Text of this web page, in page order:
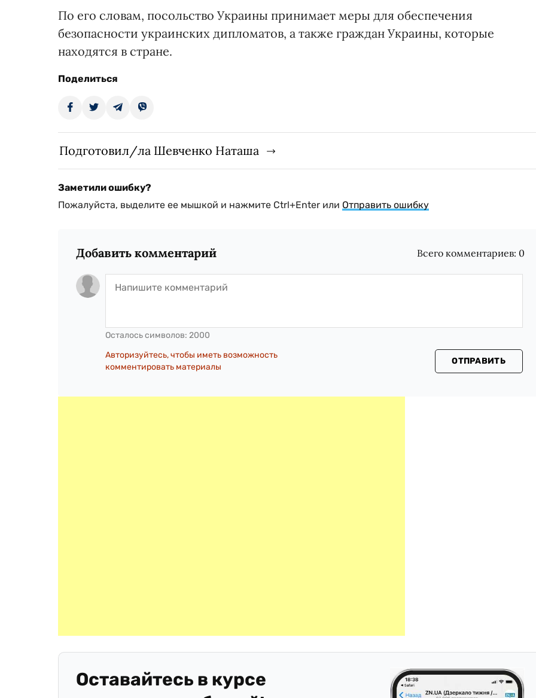
По его словам, посольство Украины принимает меры для обеспечения
безопасности украинских дипломатов, а также граждан Украины, которые
находятся в стране.
Поделиться
Подготовил/ла Шевченко Наташа
Заметили ошибку?
Пожалуйста, выделите ее мышкой и нажмите Ctrl+Enter или Отправить ошибку
Добавить комментарий Всего комментариев: 0
Осталось символов: 2000
Авторизуйтесь, чтобы иметь возможность
комментировать материалы
ОТПРАВИТЬ
Оставайтесь в курсе